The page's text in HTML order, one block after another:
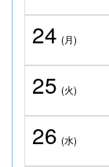
24 (月)
25 (火)
26 (水)